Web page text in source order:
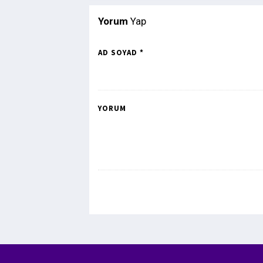
Yorum Yap
AD SOYAD *
YORUM